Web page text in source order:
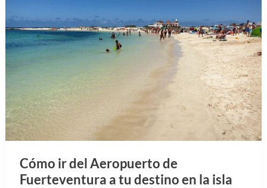
Cómo ir del Aeropuerto de
Fuerteventura a tu destino en la isla